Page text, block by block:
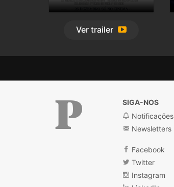
Ver trailer
Público
SIGA-NOS
Notificações
Newsletters
Facebook
Twitter
Instagram